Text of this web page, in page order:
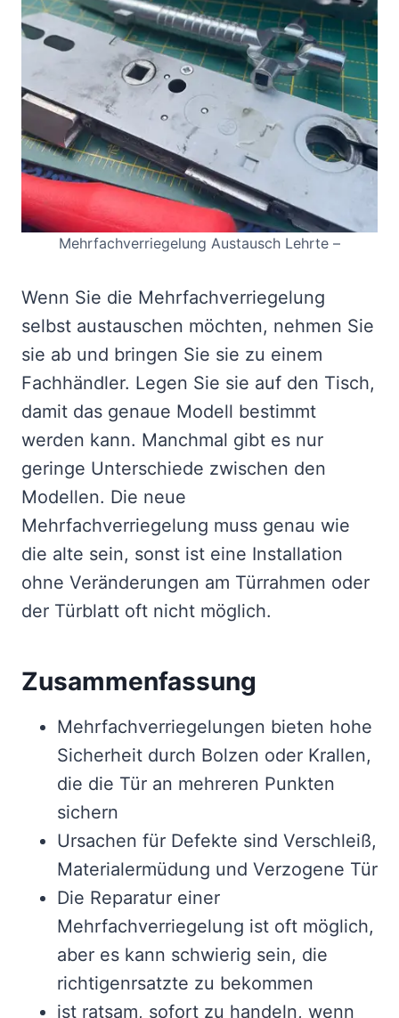
Mehrfachverriegelung Austausch Lehrte –
Wenn Sie die Mehrfachverriegelung
selbst austauschen möchten, nehmen Sie
sie ab und bringen Sie sie zu einem
Fachhändler. Legen Sie sie auf den Tisch,
damit das genaue Modell bestimmt
werden kann. Manchmal gibt es nur
geringe Unterschiede zwischen den
Modellen. Die neue
Mehrfachverriegelung muss genau wie
die alte sein, sonst ist eine Installation
ohne Veränderungen am Türrahmen oder
der Türblatt oft nicht möglich.
Zusammenfassung
Mehrfachverriegelungen bieten hohe
Sicherheit durch Bolzen oder Krallen,
die die Tür an mehreren Punkten
sichern
Ursachen für Defekte sind Verschleiß,
Materialermüdung und Verzogene Tür
Die Reparatur einer
Mehrfachverriegelung ist oft möglich,
aber es kann schwierig sein, die
richtigenrsatzte zu bekommen
ist ratsam, sofort zu handeln, wenn